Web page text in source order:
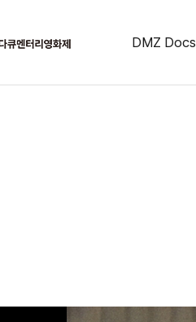
DMZ Docs